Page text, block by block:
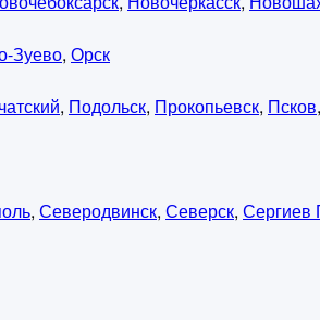
Зуево, Орск
, Подольск, Прокопьевск, Псков,
, Северодвинск, Северск, Сергиев